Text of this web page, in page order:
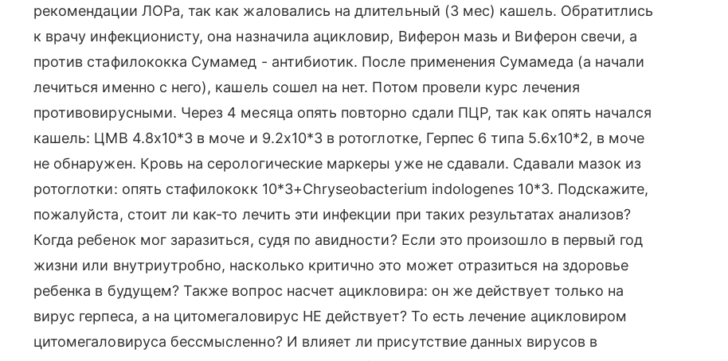
рекомендации ЛОРа, так как жаловались на длительный (3 мес) кашель. Обратитлись
к врачу инфекционисту, она назначила ацикловир, Виферон мазь и Виферон свечи, а
против стафилококка Сумамед - антибиотик. После применения Сумамеда (а начали
лечиться именно с него), кашель сошел на нет. Потом провели курс лечения
противовирусными. Через 4 месяца опять повторно сдали ПЦР, так как опять начался
кашель: ЦМВ 4.8х10*3 в моче и 9.2х10*3 в ротоглотке, Герпес 6 типа 5.6х10*2, в моче
не обнаружен. Кровь на серологические маркеры уже не сдавали. Сдавали мазок из
ротоглотки: опять стафилококк 10*3+Chryseobacterium indologenes 10*3. Подскажите,
пожалуйста, стоит ли как-то лечить эти инфекции при таких результатах анализов?
Когда ребенок мог заразиться, судя по авидности? Если это произошло в первый год
жизни или внутриутробно, насколько критично это может отразиться на здоровье
ребенка в будущем? Также вопрос насчет ацикловира: он же действует только на
вирус герпеса, а на цитомегаловирус НЕ действует? То есть лечение ацикловиром
цитомегаловируса бессмысленно? И влияет ли присутствие данных вирусов в